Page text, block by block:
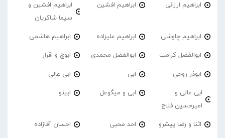
ابراهیم ارزانی ابراهیم افشین
ابراهیم افشین و
سیما شاکریان
ابراهیم چاوشی ابراهیم علیزاده ابراهیم هاشمی
ابوالفضل کرامت ابوالفضل محمدی ابوچ و اقرار
ابوذر روحی ابی ابی عالی
ابی عالی و
امیرحسین فلاح
ابی و میگوعل ابینو
اثنا و رضا پیشرو احد محبی احسان آقازاده